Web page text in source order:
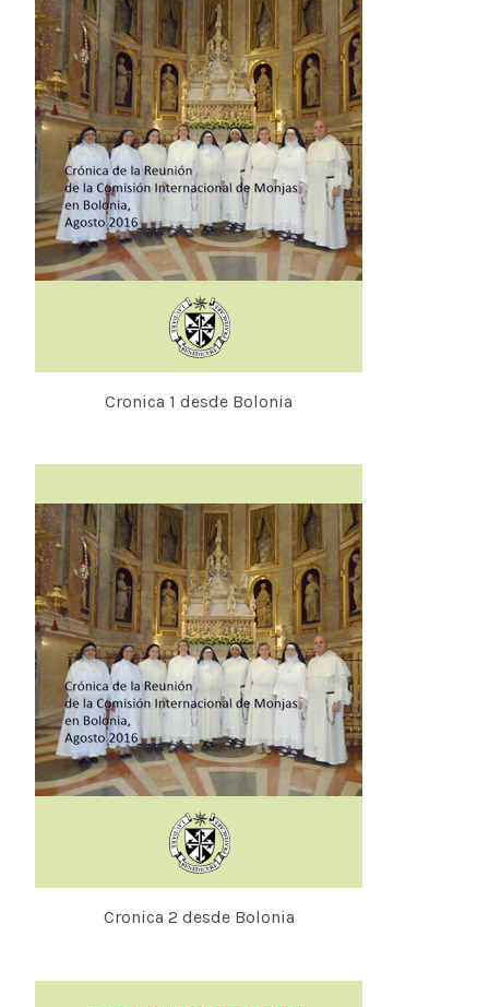
Cronica 1 desde Bolonia
Cronica 2 desde Bolonia